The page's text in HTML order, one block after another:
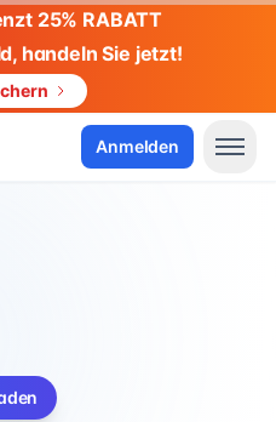
25% RABATT
handeln Sie jetzt!
Anmelden